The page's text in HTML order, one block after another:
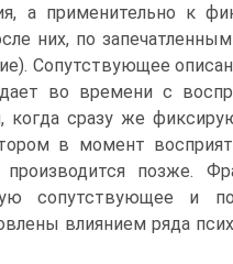
а применительно к
них, по
Сопутствующее
во времени с
сразу же
в момент
позже.
сопутствующее и
влиянием ряда